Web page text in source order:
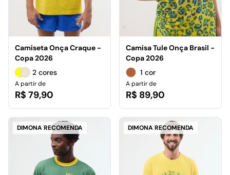
Camiseta Onça Craque -
Copa 2026
2 cores
A partir de
R$ 79,90
Camisa Tule Onça Brasil -
Copa 2026
1 cor
A partir de
R$ 89,90
DIMONA RECOMENDA DIMONA RECOMENDA